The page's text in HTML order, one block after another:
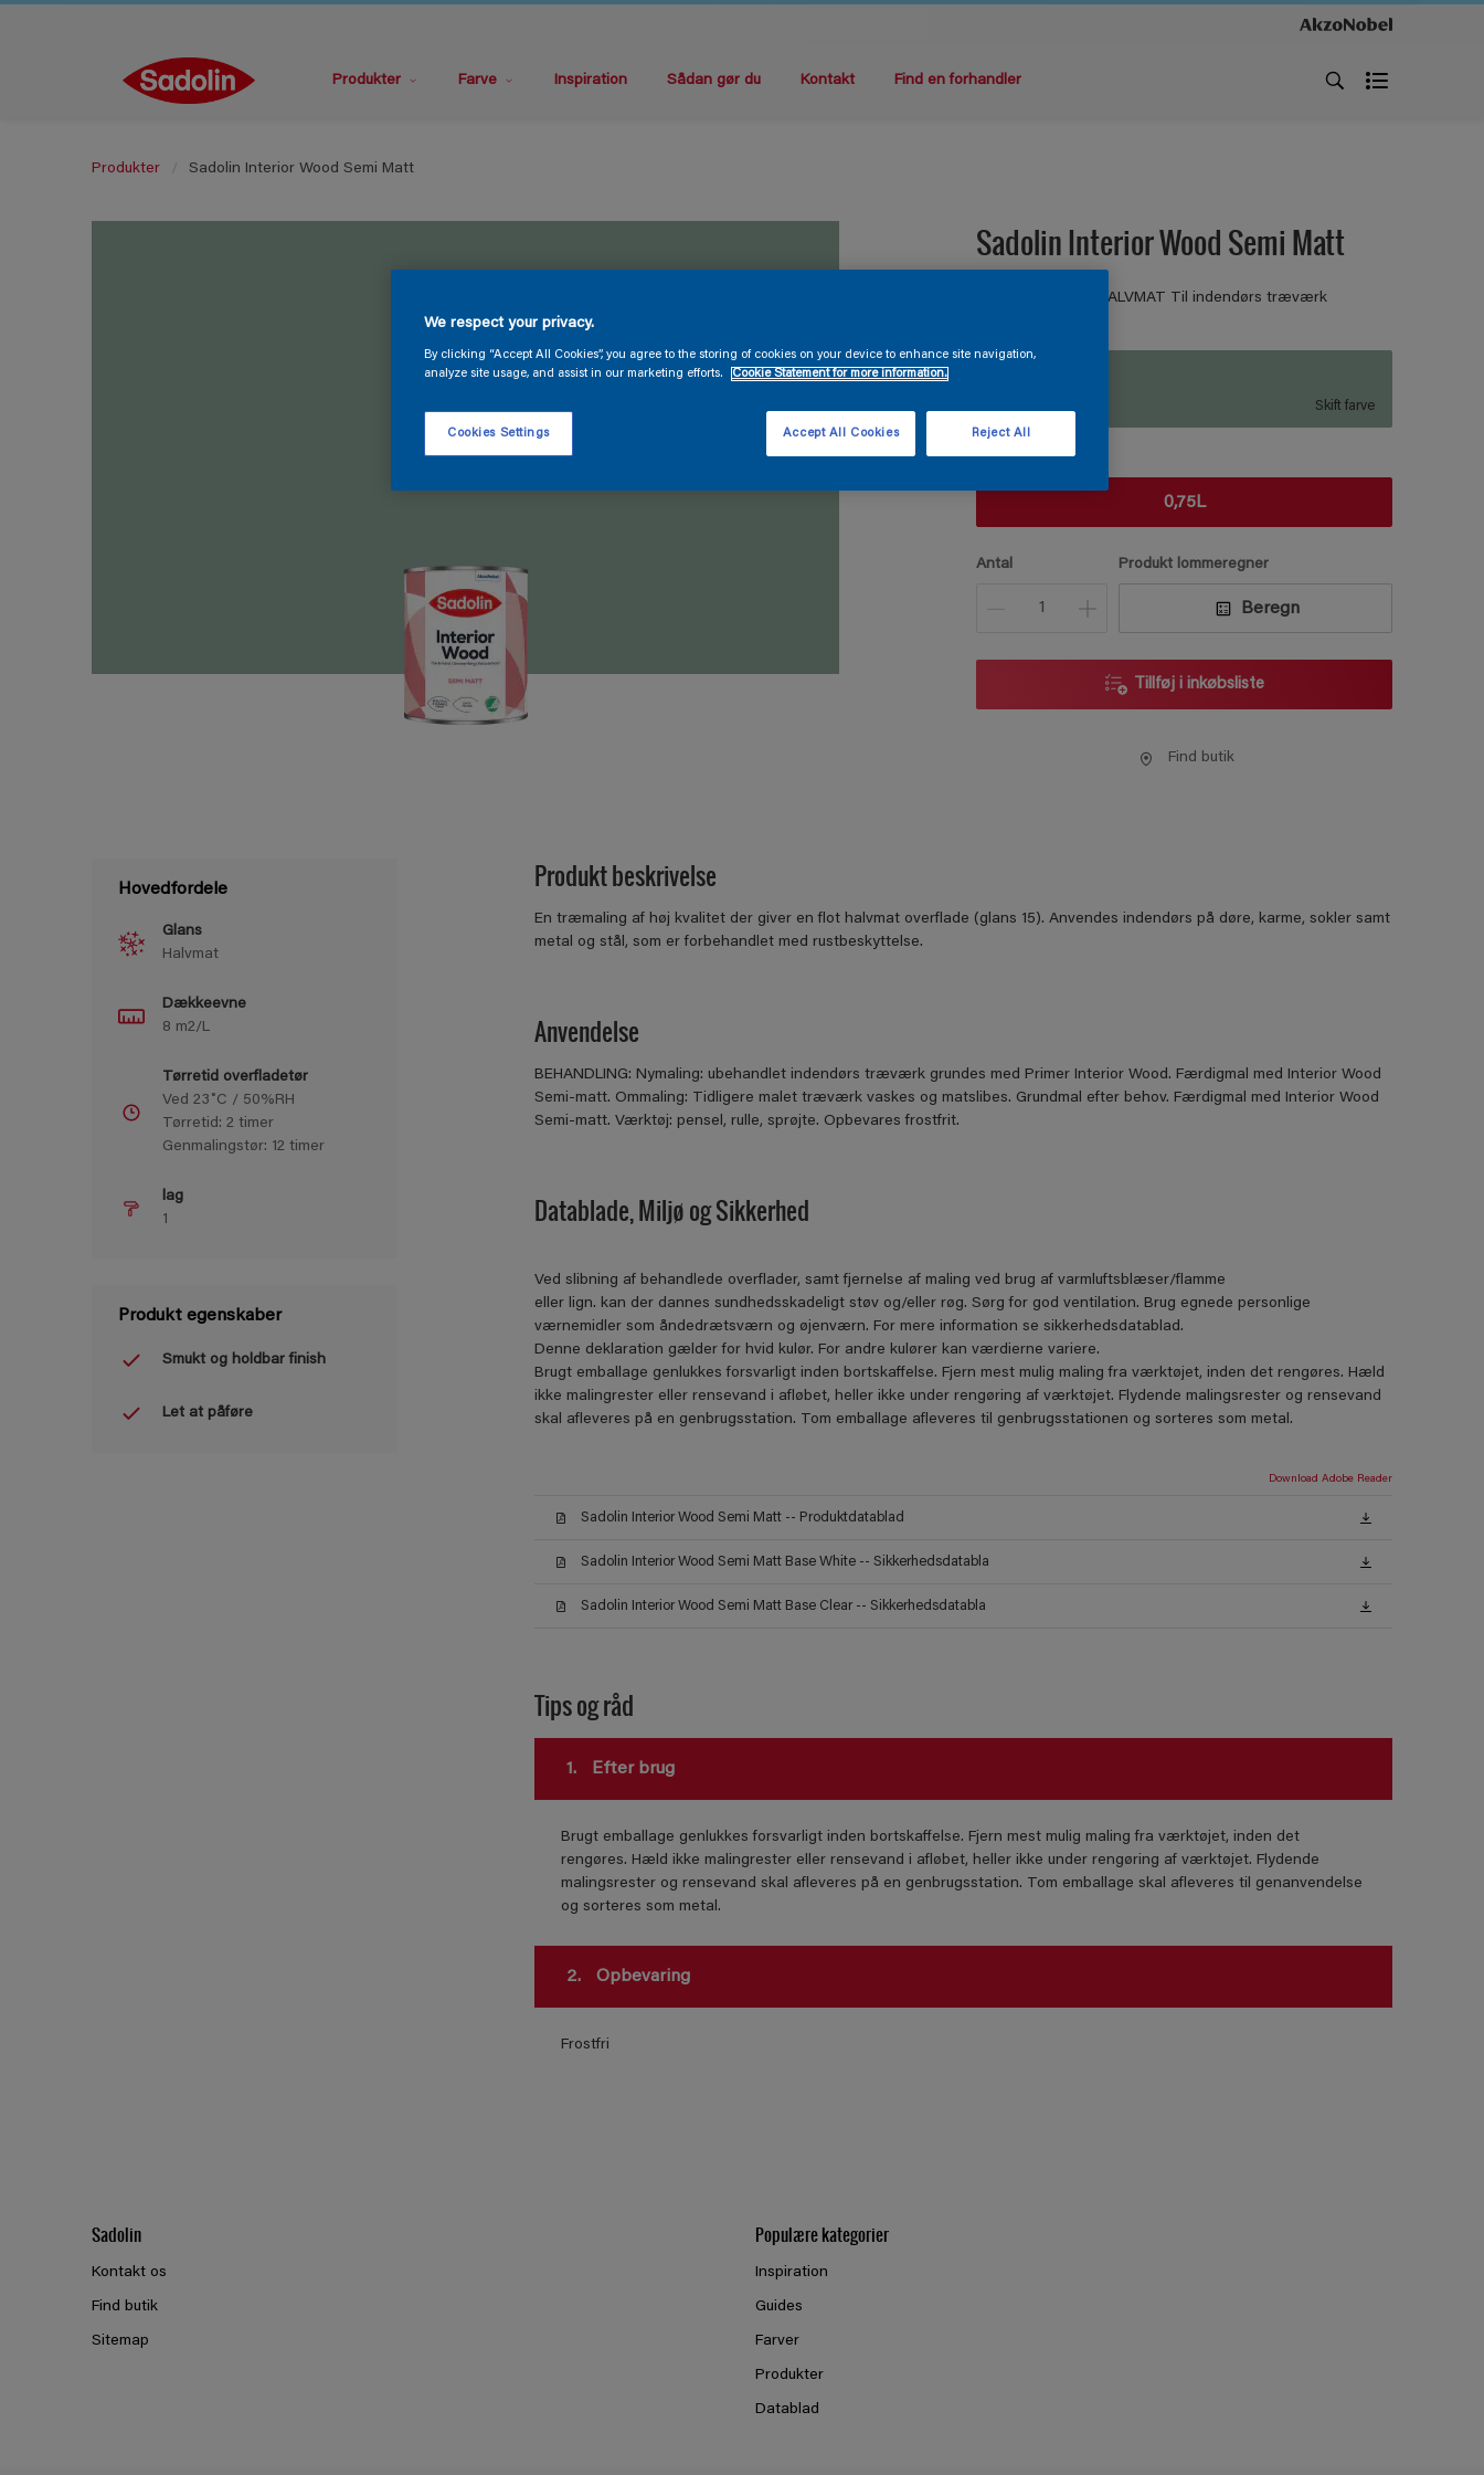
Produkter Farve Inspiration Sådan gør du Kontakt Find en forhandler
Produkter Sadolin Interior Wood Semi Matt
Sadolin Interior Wood Semi Matt
TRÆ OG METAL HALVMAT Til indendørs træværk
Skift farve
0,75L
Antal Produkt lommeregner
Beregn
Tillføj i inkøbsliste
Find butik
Hovedfordele
Glans
Halvmat
Dækkeevne
8 m2/L
Tørretid overfladetør
Ved 23˚C / 50%RH
Tørretid: 2 timer
Genmalingstør: 12 timer
lag
1
Produkt egenskaber
Smukt og holdbar finish
Let at påføre
Produkt beskrivelse
En træmaling af høj kvalitet der giver en flot halvmat overﬂade (glans 15). Anvendes indendørs på døre, karme, sokler samt
metal og stål, som er forbehandlet med rustbeskyttelse.
Anvendelse
BEHANDLING: Nymaling: ubehandlet indendørs træværk grundes med Primer Interior Wood. Færdigmal med Interior Wood
Semi-matt. Ommaling: Tidligere malet træværk vaskes og matslibes. Grundmal efter behov. Færdigmal med Interior Wood
Semi-matt. Værktøj: pensel, rulle, sprøjte. Opbevares frostfrit.
Datablade, Miljø og Sikkerhed
Ved slibning af behandlede overflader, samt fjernelse af maling ved brug af varmluftsblæser/flamme
eller lign. kan der dannes sundhedsskadeligt støv og/eller røg. Sørg for god ventilation. Brug egnede personlige
værnemidler som åndedrætsværn og øjenværn. For mere information se sikkerhedsdatablad.
Denne deklaration gælder for hvid kulør. For andre kulører kan værdierne variere.
Brugt emballage genlukkes forsvarligt inden bortskaffelse. Fjern mest mulig maling fra værktøjet, inden det rengøres. Hæld
ikke malingrester eller rensevand i afløbet, heller ikke under rengøring af værktøjet. Flydende malingsrester og rensevand
skal afleveres på en genbrugsstation. Tom emballage afleveres til genbrugsstationen og sorteres som metal.
Download Adobe Reader
Sadolin Interior Wood Semi Matt -- Produktdatablad
Sadolin Interior Wood Semi Matt Base White -- Sikkerhedsdatabla
Sadolin Interior Wood Semi Matt Base Clear -- Sikkerhedsdatabla
Tips og råd
1. Efter brug
Brugt emballage genlukkes forsvarligt inden bortskaffelse. Fjern mest mulig maling fra værktøjet, inden det
rengøres. Hæld ikke malingrester eller rensevand i afløbet, heller ikke under rengøring af værktøjet. Flydende
malingsrester og rensevand skal afleveres på en genbrugsstation. Tom emballage skal afleveres til genanvendelse
og sorteres som metal.
2. Opbevaring
Frostfri
Sadolin
Kontakt os
Find butik
Sitemap
Populære kategorier
Inspiration
Guides
Farver
Produkter
Datablad
We respect your privacy.
By clicking “Accept All Cookies”, you agree to the storing of cookies on your device to enhance site navigation,
analyze site usage, and assist in our marketing efforts.
Cookie Statement for more information.
Cookies Settings Reject All
Accept All Cookies